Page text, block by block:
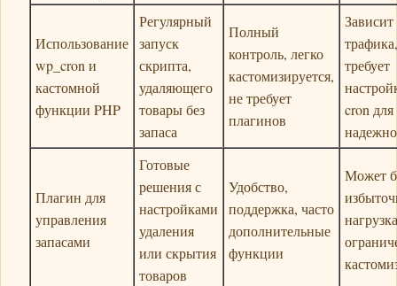
Использование
wp_cron и
кастомной
функции PHP
Регулярный
запуск
скрипта,
удаляющего
товары без
запаса
Полный
контроль, легко
кастомизируется,
не требует
плагинов
Зависит
трафика,
требует
cron для
Плагин для
управления
запасами
Готовые
решения с
настройками
удаления
или скрытия
товаров
Удобство,
поддержка, часто
дополнительные
функции
Может